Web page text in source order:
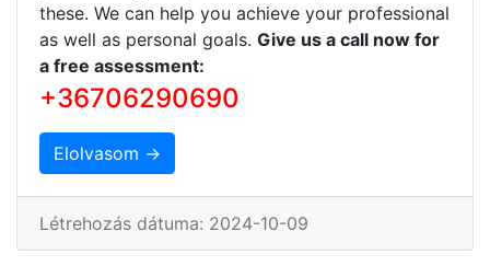
these. We can help you achieve your professional
as well as personal goals. Give us a call now for
a free assessment:
+36706290690
Elolvasom →
Létrehozás dátuma: 2024-10-09